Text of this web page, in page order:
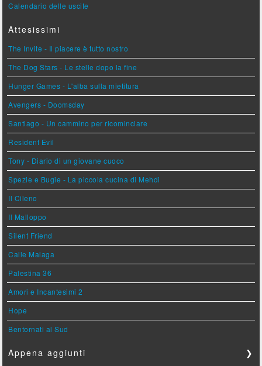
Calendario delle uscite
Attesissimi
The Invite - Il piacere è tutto nostro
The Dog Stars - Le stelle dopo la fine
Hunger Games - L'alba sulla mietitura
Avengers - Doomsday
Santiago - Un cammino per ricominciare
Resident Evil
Tony - Diario di un giovane cuoco
Spezie e Bugie - La piccola cucina di Mehdi
Il Cileno
Il Malloppo
Silent Friend
Calle Malaga
Palestina 36
Amori e Incantesimi 2
Hope
Bentornati al Sud
Appena aggiunti ❯